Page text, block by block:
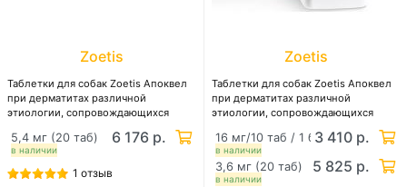
Zoetis
Таблетки для собак Zoetis Апоквел
при дерматитах различной
этиологии, сопровождающихся
в наличии
5,4 мг (20 таб) 6 176 р.
1 отзыв
Zoetis
Таблетки для собак Zoetis Апоквел
при дерматитах различной
этиологии, сопровождающихся
в наличии
16 мг/10 таб / 1 блистер
3 410 р.
в наличии
3,6 мг (20 таб) 5 825 р.